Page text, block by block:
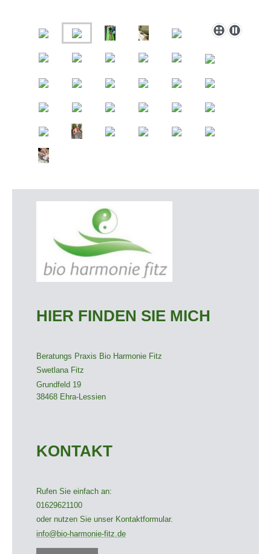
HIER FINDEN SIE MICH
Beratungs Praxis Bio Harmonie Fitz
Swetlana Fitz
Grundfeld 19
38468 Ehra-Lessien
KONTAKT
Rufen Sie einfach an:
01629621100
oder nutzen Sie unser Kontaktformular.
info@bio-harmonie-fitz.de